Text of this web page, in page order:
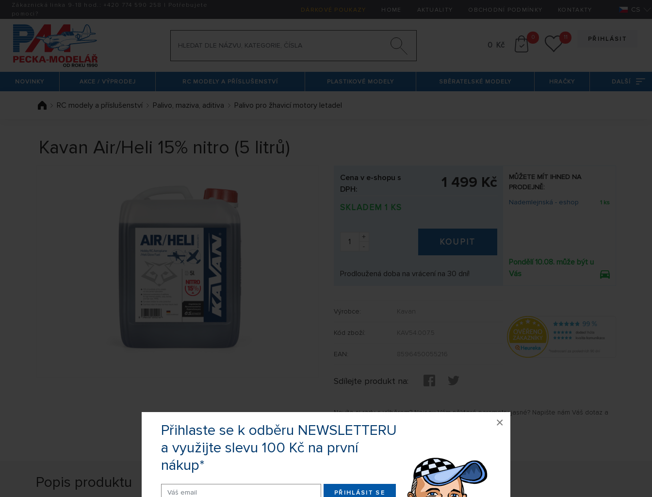
Přihlaste se k odběru NEWSLETTERU
a využijte slevu 100 Kč na první
nákup*
PŘIHLÁSIT SE
×
Zákaznická linka 9-18 hod.: +420 774 590 258 | Potřebujete
pomoci?
DÁRKOVÉ POUKAZY HOME AKTUALITY OBCHODNÍ PODMÍNKY KONTAKTY CS
PŘIHLÁSIT
0 Kč
0 11
NOVINKY AKCE / VÝPRODEJ RC MODELY A PŘÍSLUŠENSTVÍ PLASTIKOVÉ MODELY SBĚRATELSKÉ MODELY HRAČKY DALŠÍ
RC modely a příslušenství Palivo, maziva, aditiva Palivo pro žhavicí motory letadel
Kavan Air/Heli 15% nitro (5 litrů)
Cena v e-shopu s
DPH:
1 499 Kč
SKLADEM 1 KS
+
-
KOUPIT
Prodloužená doba na vrácení na 30 dní!
MŮŽETE MÍT IHNED NA
PRODEJNĚ:
Nademlejnská - eshop
1 ks
Pondělí 10.08. může být u
Vás
Výrobce: Kavan
Kód zboží: KAV54.007.5
EAN: 8596450055216
Sdílejte produkt na:
Nevíte si rady s výběrem? Nejsou Vám některé parametry jasné? Napište nám Váš dotaz a
POSLAT DOTAZ
Popis produktu Ke stažení